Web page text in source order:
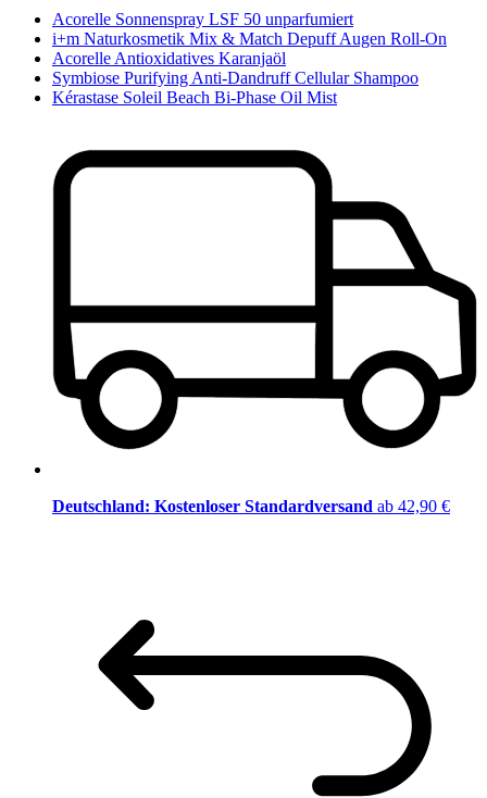
Acorelle Sonnenspray LSF 50 unparfumiert
i+m Naturkosmetik Mix & Match Depuff Augen Roll-On
Acorelle Antioxidatives Karanjaöl
Symbiose Purifying Anti-Dandruff Cellular Shampoo
Kérastase Soleil Beach Bi-Phase Oil Mist
Deutschland: Kostenloser Standardversand ab 42,90 €